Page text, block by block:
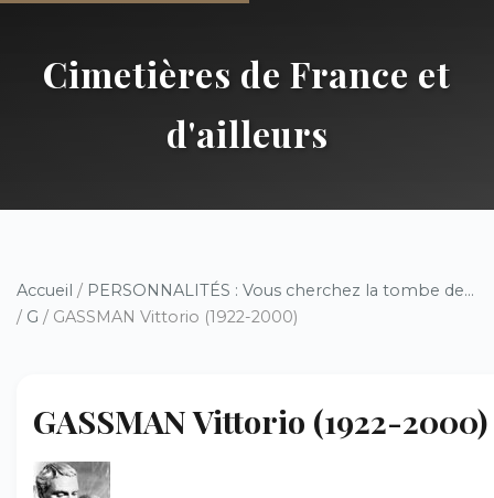
Cimetières de France et
d'ailleurs
Accueil / PERSONNALITÉS : Vous cherchez la tombe de...
/ G / GASSMAN Vittorio (1922-2000)
GASSMAN Vittorio (1922-2000)